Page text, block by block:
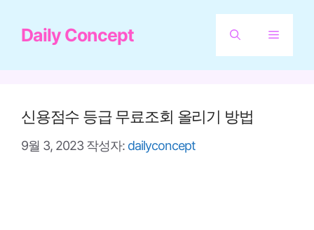
Daily Concept 메
신용점수 등급 무료조회 올리기 방법
9월 3, 2023 작성자: dailyconcept